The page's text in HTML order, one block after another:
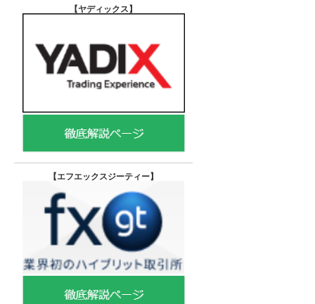
【ヤディックス 】
【エフエックスジーティー】